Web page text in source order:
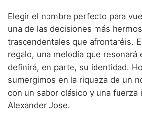
Nombres de niño que
Nombres de niño que
Nombres de niño que
Nombres de niño que
Nombres de niño que
Nombres de Niño
Nombres de Niño
Nombres de Niño
Nombres de Niño
Nombres de Niño
Nombres de Niño
Nombres de Niño
Nombres de Niño
Nombres de Niño
Nombres de Niño
Nombres de Niño
Nombres de Niño
Nombres de Niño
Nombres de Niño
Buscar
Elegir el nombre perfecto para
una de las decisiones más
trascendentales que afrontaréis.
regalo, una melodía que resonará
definirá, en parte, su identidad.
sumergimos en la riqueza de un
con un sabor clásico y una fuerza
Alexander Jose.